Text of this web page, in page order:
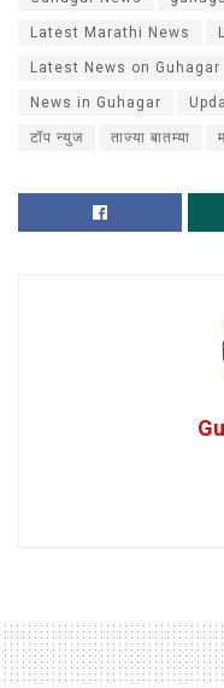
Latest Marathi News
Latest News on Guhagar
News in Guhagar
टॉप न्युज ताज्या बातम्या